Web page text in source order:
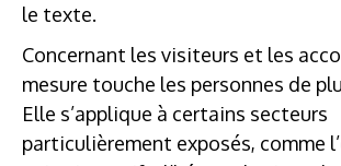
le texte.
Concernant les visiteurs et les
mesure touche les personnes de
Elle s’applique à certains secteurs
particulièrement exposés, comme